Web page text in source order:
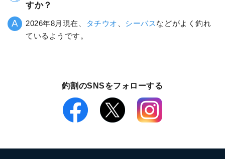
すか？
2026年8月現在、 タチウオ シーバスなどがよく釣れ
ているようです。
釣割のSNSをフォローする